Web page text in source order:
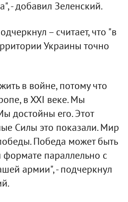
- добавил Зеленский.
– считает, что "в
Украины точно
в войне, потому что
в ХХІ веке. Мы
достойны его. Этот
Силы это показали. Мир
Победа может быть
параллельно с
армии", - подчеркнул